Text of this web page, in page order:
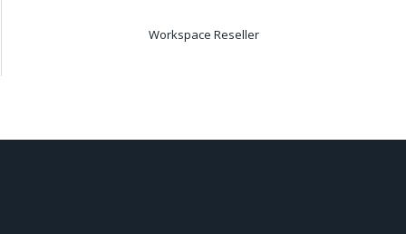
Workspace Reseller